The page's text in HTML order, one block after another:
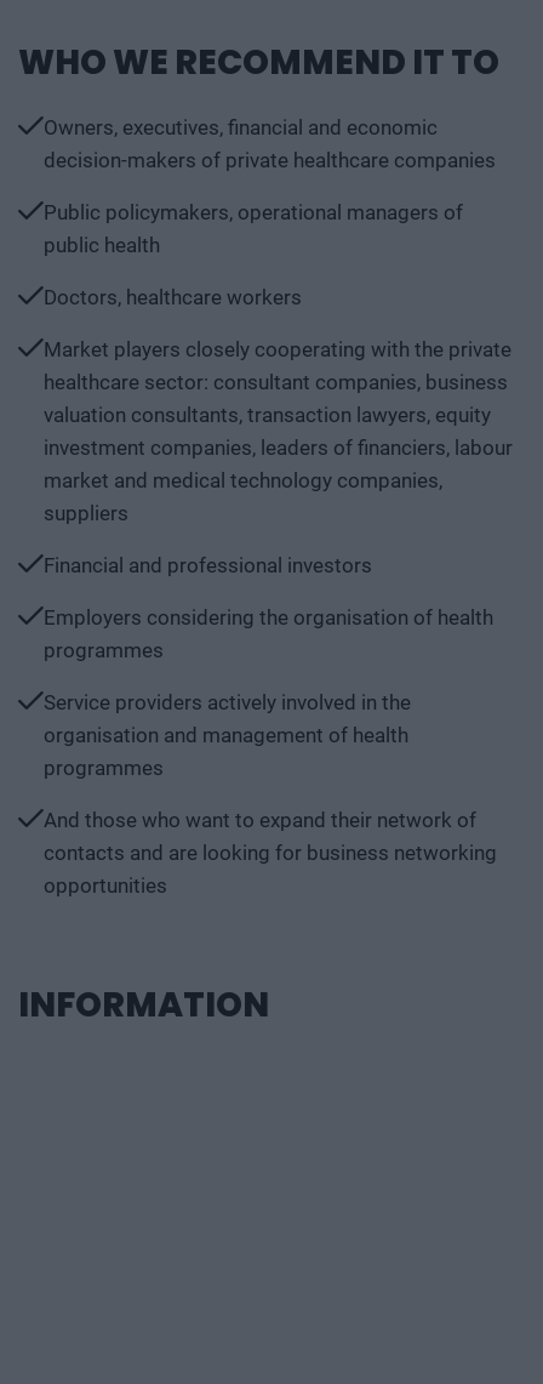
WHO WE RECOMMEND IT TO
Owners, executives, financial and economic
decision-makers of private healthcare companies
Public policymakers, operational managers of
public health
Doctors, healthcare workers
Market players closely cooperating with the private
healthcare sector: consultant companies, business
valuation consultants, transaction lawyers, equity
investment companies, leaders of financiers, labour
market and medical technology companies,
suppliers
Financial and professional investors
Employers considering the organisation of health
programmes
Service providers actively involved in the
organisation and management of health
programmes
And those who want to expand their network of
contacts and are looking for business networking
opportunities
INFORMATION